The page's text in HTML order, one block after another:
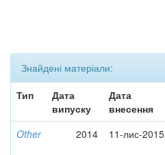
Знайдені матеріали:
Тип
Дата
випуску
Дата
внесення
Other 2014 11-лис-2015